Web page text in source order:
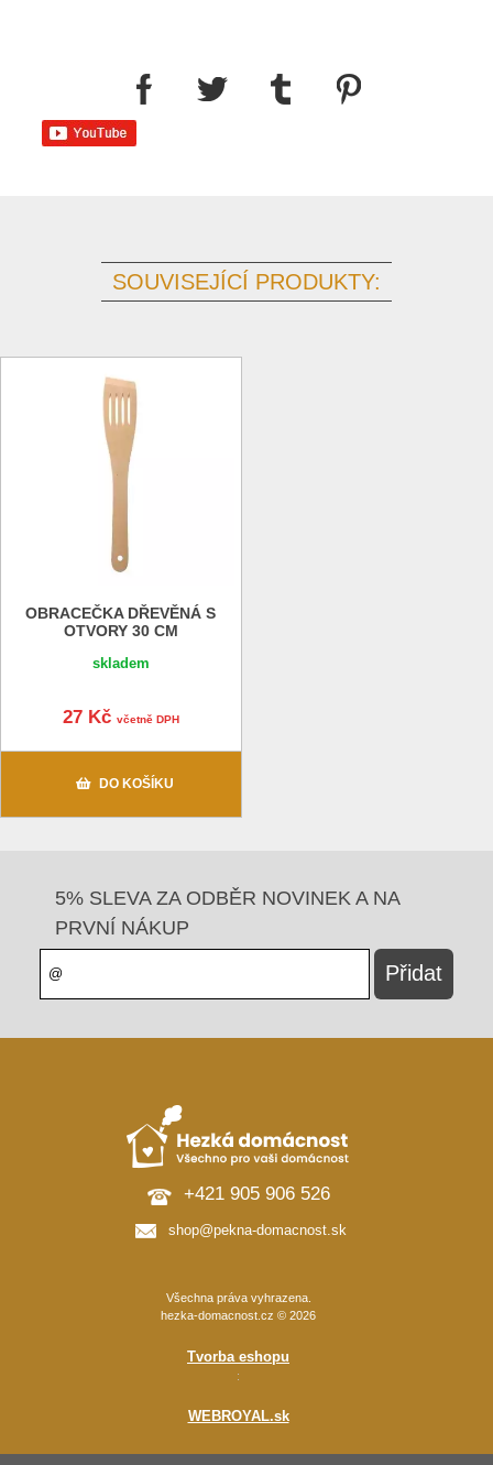
SOUVISEJÍCÍ PRODUKTY:
OBRACEČKA DŘEVĚNÁ S
OTVORY 30 CM
skladem
27 Kč včetně DPH
DO KOŠÍKU
5% SLEVA ZA ODBĚR NOVINEK A NA
PRVNÍ NÁKUP
+421 905 906 526
shop@pekna-domacnost.sk
Všechna práva vyhrazena.
hezka-domacnost.cz © 2026
Tvorba eshopu
:
WEBROYAL.sk